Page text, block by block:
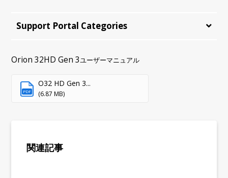
Support Portal Categories
Orion 32HD Gen 3ユーザーマニュアル
PDF
O32 HD Gen 3...
(6.87 MB)
関連記事